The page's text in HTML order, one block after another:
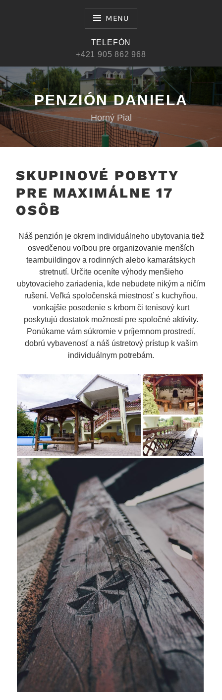
MENU
TELEFÓN
+421 905 862 968
PENZIÓN DANIELA
Horný Pial
SKUPINOVÉ POBYTY
PRE MAXIMÁLNE 17
OSÔB
Náš penzión je okrem individuálneho ubytovania tiež
osvedčenou voľbou pre organizovanie menších
teambuildingov a rodinných alebo kamarátskych
stretnutí. Určite oceníte výhody menšieho
ubytovacieho zariadenia, kde nebudete nikým a ničím
rušení. Veľká spoločenská miestnosť s kuchyňou,
vonkajšie posedenie s krbom či tenisový kurt
poskytujú dostatok možností pre spoločné aktivity.
Ponúkame vám súkromie v príjemnom prostredí,
dobrú vybavenosť a náš ústretový prístup k vašim
individuálnym potrebám.